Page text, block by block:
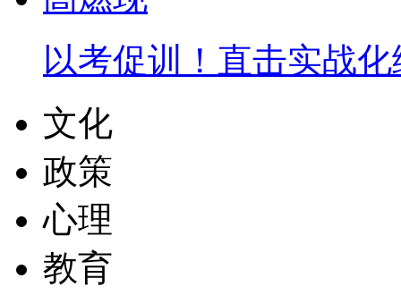
以考促训！直击实战
文化
政策
心理
教育